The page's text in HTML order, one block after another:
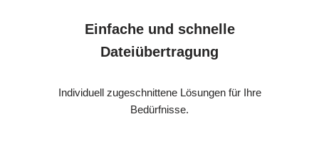
Einfache und schnelle
Dateiübertragung
Individuell zugeschnittene Lösungen für Ihre
Bedürfnisse.